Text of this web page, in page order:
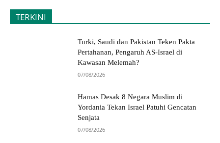
TERKINI
Turki, Saudi dan Pakistan Teken Pakta
Pertahanan, Pengaruh AS-Israel di
Kawasan Melemah?
07/08/2026
Hamas Desak 8 Negara Muslim di
Yordania Tekan Israel Patuhi Gencatan
Senjata
07/08/2026